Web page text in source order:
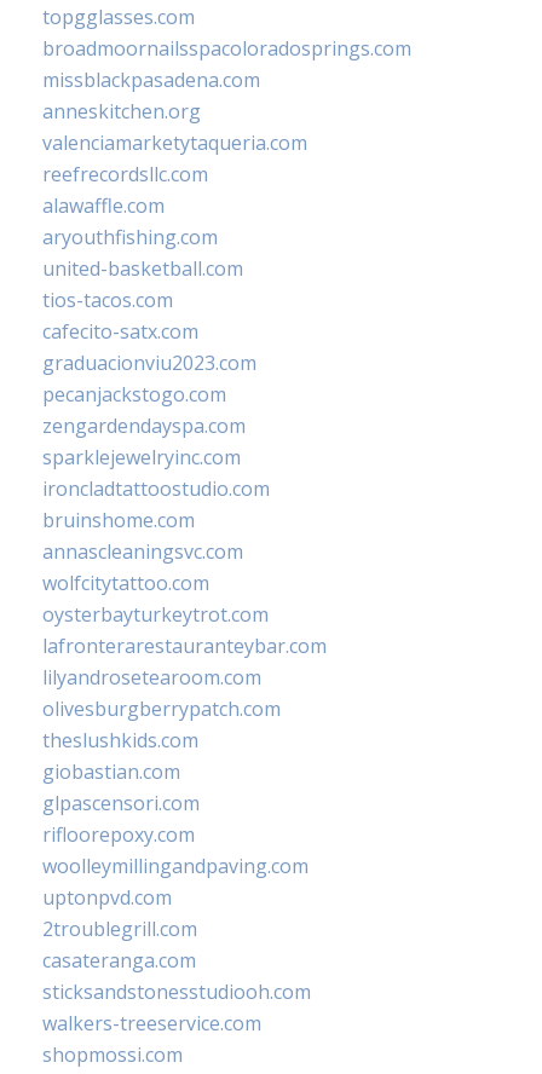
topgglasses.com
broadmoornailsspacoloradosprings.com
missblackpasadena.com
anneskitchen.org
valenciamarketytaqueria.com
reefrecordsllc.com
alawaffle.com
aryouthfishing.com
united-basketball.com
tios-tacos.com
cafecito-satx.com
graduacionviu2023.com
pecanjackstogo.com
zengardendayspa.com
sparklejewelryinc.com
ironcladtattoostudio.com
bruinshome.com
annascleaningsvc.com
wolfcitytattoo.com
oysterbayturkeytrot.com
lafronterarestauranteybar.com
lilyandrosetearoom.com
olivesburgberrypatch.com
theslushkids.com
giobastian.com
glpascensori.com
rifloorepoxy.com
woolleymillingandpaving.com
uptonpvd.com
2troublegrill.com
casateranga.com
sticksandstonesstudiooh.com
walkers-treeservice.com
shopmossi.com